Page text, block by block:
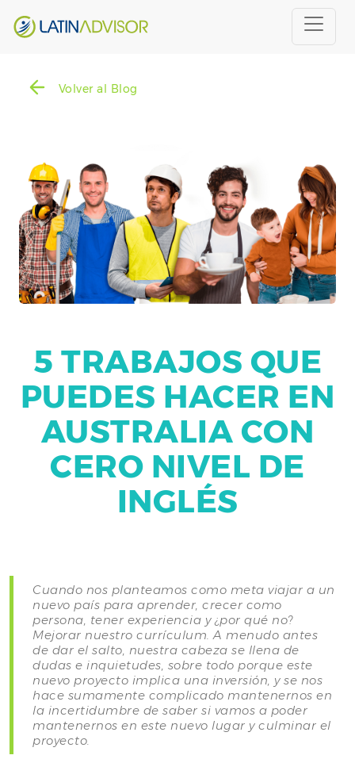
Volver al Blog
5 TRABAJOS QUE
PUEDES HACER EN
AUSTRALIA CON
CERO NIVEL DE
INGLÉS
Cuando nos planteamos como meta viajar a un
nuevo país para aprender, crecer como
persona, tener experiencia y ¿por qué no?
Mejorar nuestro currículum. A menudo antes
de dar el salto, nuestra cabeza se llena de
dudas e inquietudes, sobre todo porque este
nuevo proyecto implica una inversión, y se nos
hace sumamente complicado mantenernos en
la incertidumbre de saber si vamos a poder
mantenernos en este nuevo lugar y culminar el
proyecto.